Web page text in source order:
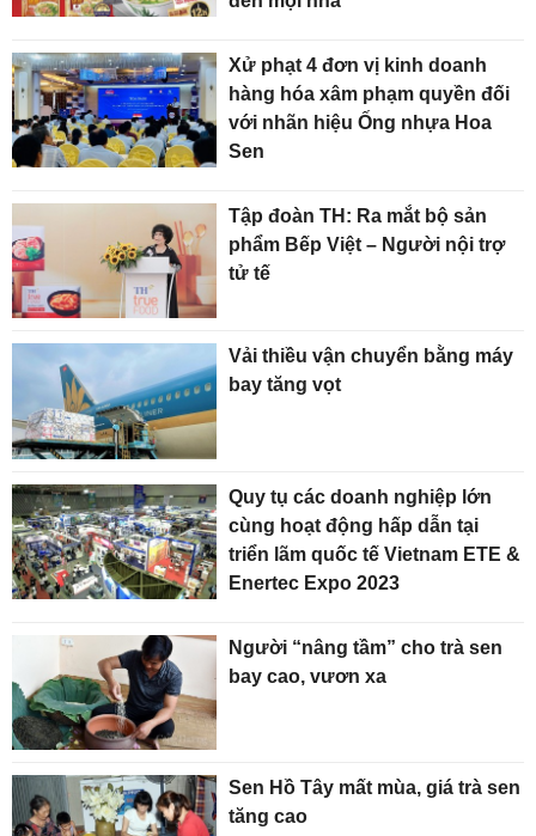
Xử phạt 4 đơn vị kinh doanh
hàng hóa xâm phạm quyền đối
với nhãn hiệu Ống nhựa Hoa
Sen
Tập đoàn TH: Ra mắt bộ sản
phẩm Bếp Việt – Người nội trợ
tử tế
Vải thiều vận chuyển bằng máy
bay tăng vọt
Quy tụ các doanh nghiệp lớn
cùng hoạt động hấp dẫn tại
triển lãm quốc tế Vietnam ETE &
Enertec Expo 2023
Người “nâng tầm” cho trà sen
bay cao, vươn xa
Sen Hồ Tây mất mùa, giá trà sen
tăng cao